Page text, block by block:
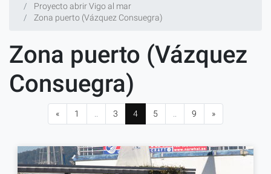
Proyecto abrir Vigo al mar
Zona puerto (Vázquez Consuegra)
Zona puerto (Vázquez
Consuegra)
« 1 3 4 5 9 »